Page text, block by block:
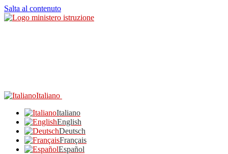
Salta al contenuto
Italiano
Italiano
English
Deutsch
Français
Español